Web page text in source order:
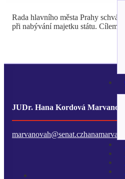
Rada hlavního města Prahy
při nabývání majetku státu. Cílem
JUDr. Hana Kordová Marvanová
marvanovah@senat.cz